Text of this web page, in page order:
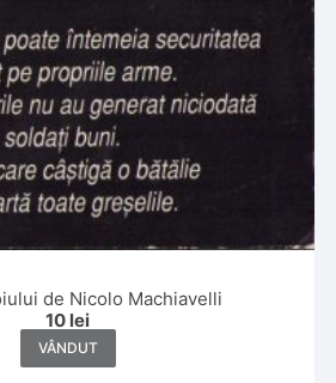
de Nicolo Machiavelli
10 lei
VÂNDUT